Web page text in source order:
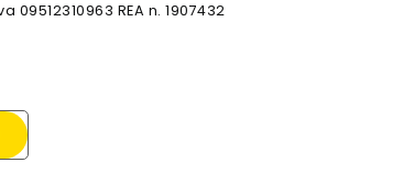
REA n. 1907432